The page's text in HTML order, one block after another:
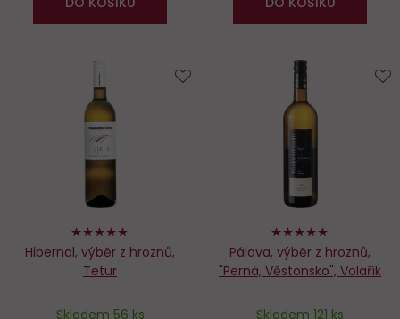
96%
Hibernal, výběr z hroznů,
Tetur
Skladem 56 ks
100%
Pálava, výběr z hroznů,
"Perná, Věstonsko", Volařík
Skladem 121 ks